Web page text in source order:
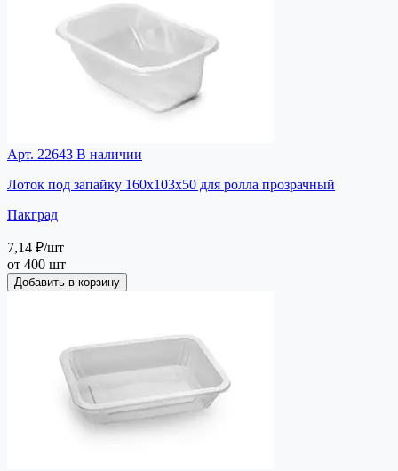
Арт. 22643 В наличии
Лоток под запайку 160х103х50 для ролла прозрачный
Пакград
7,14 ₽/шт
от 400 шт
Добавить в корзину